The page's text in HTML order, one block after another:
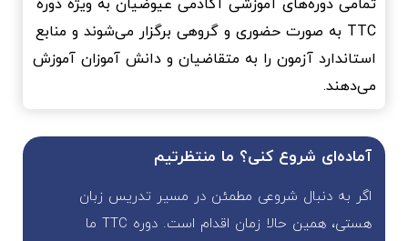
تمامی دوره‌های آموزشی آکادمی عیوضیان به ویژه دوره
TTC به صورت حضوری و گروهی برگزار می‌شوند و منابع
استاندارد آزمون را به متقاضیان و دانش آموزان آموزش
می‌دهند.
آماده‌ای شروع کنی؟ ما منتظرتیم
اگر به دنبال شروعی مطمئن در مسیر تدریس زبان
هستی، همین حالا زمان اقدام است. دوره TTC ما